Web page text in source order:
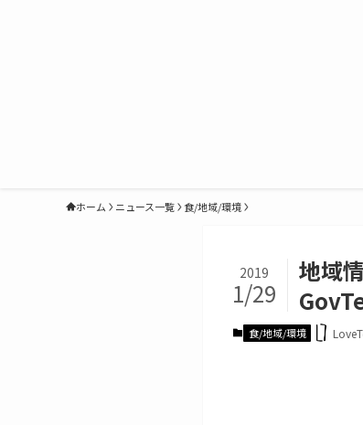
ホーム ニュース一覧 食/地域/環境
地域
2019
1/29
食/地域/環境